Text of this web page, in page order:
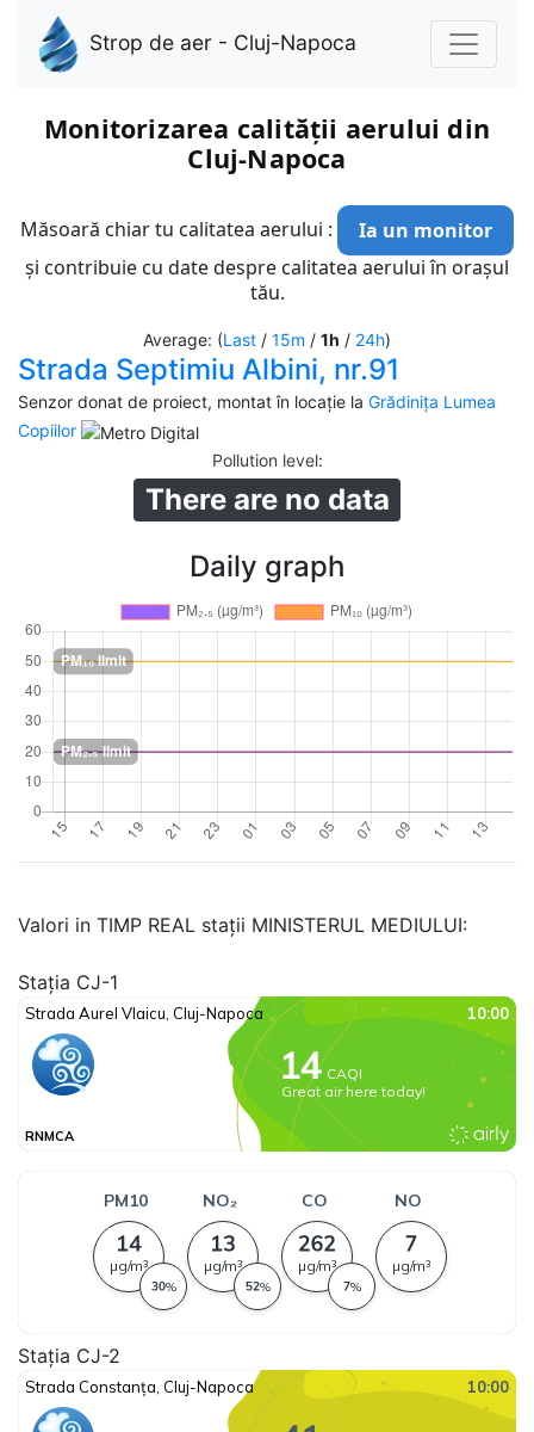
Strop de aer - Cluj-Napoca
Monitorizarea calității aerului din
Cluj-Napoca
Măsoară chiar tu calitatea aerului :
Ia un monitor
și contribuie cu date despre calitatea aerului în orașul
tău.
Average: (Last / 15m / 1h / 24h)
Strada Septimiu Albini, nr.91
Senzor donat de proiect, montat în locație la Grădinița Lumea
Copiilor
Pollution level:
There are no data
Daily graph
Valori in TIMP REAL stații MINISTERUL MEDIULUI:
Stația CJ-1
Stația CJ-2